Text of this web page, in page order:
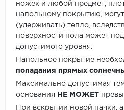
ножек и любой предмет,
напольному покрытию,
(удерживать) тепло,
поверхности пола может
допустимого уровня.
Напольное покрытие
попадания прямых
Максимально допустимая
основания
НЕ МОЖЕТ
При вскрытии новой пачки,